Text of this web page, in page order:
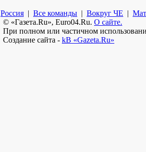
Россия | Все команды | Вокруг ЧЕ |
© «Газета.Ru», Euro04.Ru. О сайте.
При полном или частичном
Создание сайта - kB «Gazeta.Ru»